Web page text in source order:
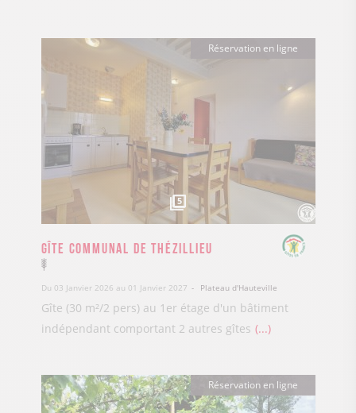
5
Réservation en ligne
Gîte Communal de Thézillieu
Du 03 Janvier 2026 au 01 Janvier 2027 Plateau d'Hauteville
Gîte (30 m²/2 pers) au 1er étage d'un bâtiment
indépendant comportant 2 autres gîtes ...
Réservation en ligne